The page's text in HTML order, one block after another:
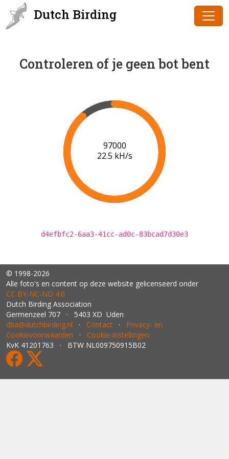
Dutch Birding
Controleren of je geen bot bent
98000
22.5 kH/s
d4efbfc2-6aa3-41cc-ad0c-83bcad7d30e3
© 1998-2026
Alle foto's en content op deze website gelicenseerd onder
CC BY‑NC‑ND 4.0
Dutch Birding Association
Germenzeel 707 · 5403 XD Uden
dba@dutchbirding.nl · Contact · Privacy- en
Cookievoorwaarden · Cookie-instellingen
KvK 41201763 · BTW NL009750915B02